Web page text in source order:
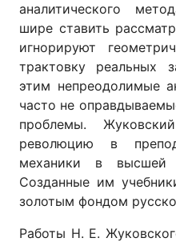
аналитического
шире ставить
игнорируют
трактовку реальных
этим непреодолимые
часто не
проблемы.
революцию в
механики в высшей
Созданные им
золотым фондом
Работы Н. Е.